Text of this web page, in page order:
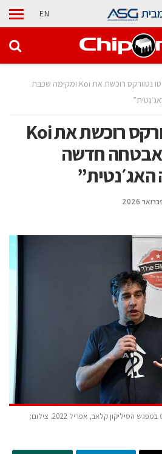
EN
פאלו אלטו נטוורקס רוכשת את Koi ומקימה שכבת
פאלו אלטו נטוורקס רוכשת את Koi
אבטחה חדשה
ניר צוק, מנכ"ל פאלו אלטו נטוורקס במפגש הסיליקון קלאב, אפריל 2022. צילום: